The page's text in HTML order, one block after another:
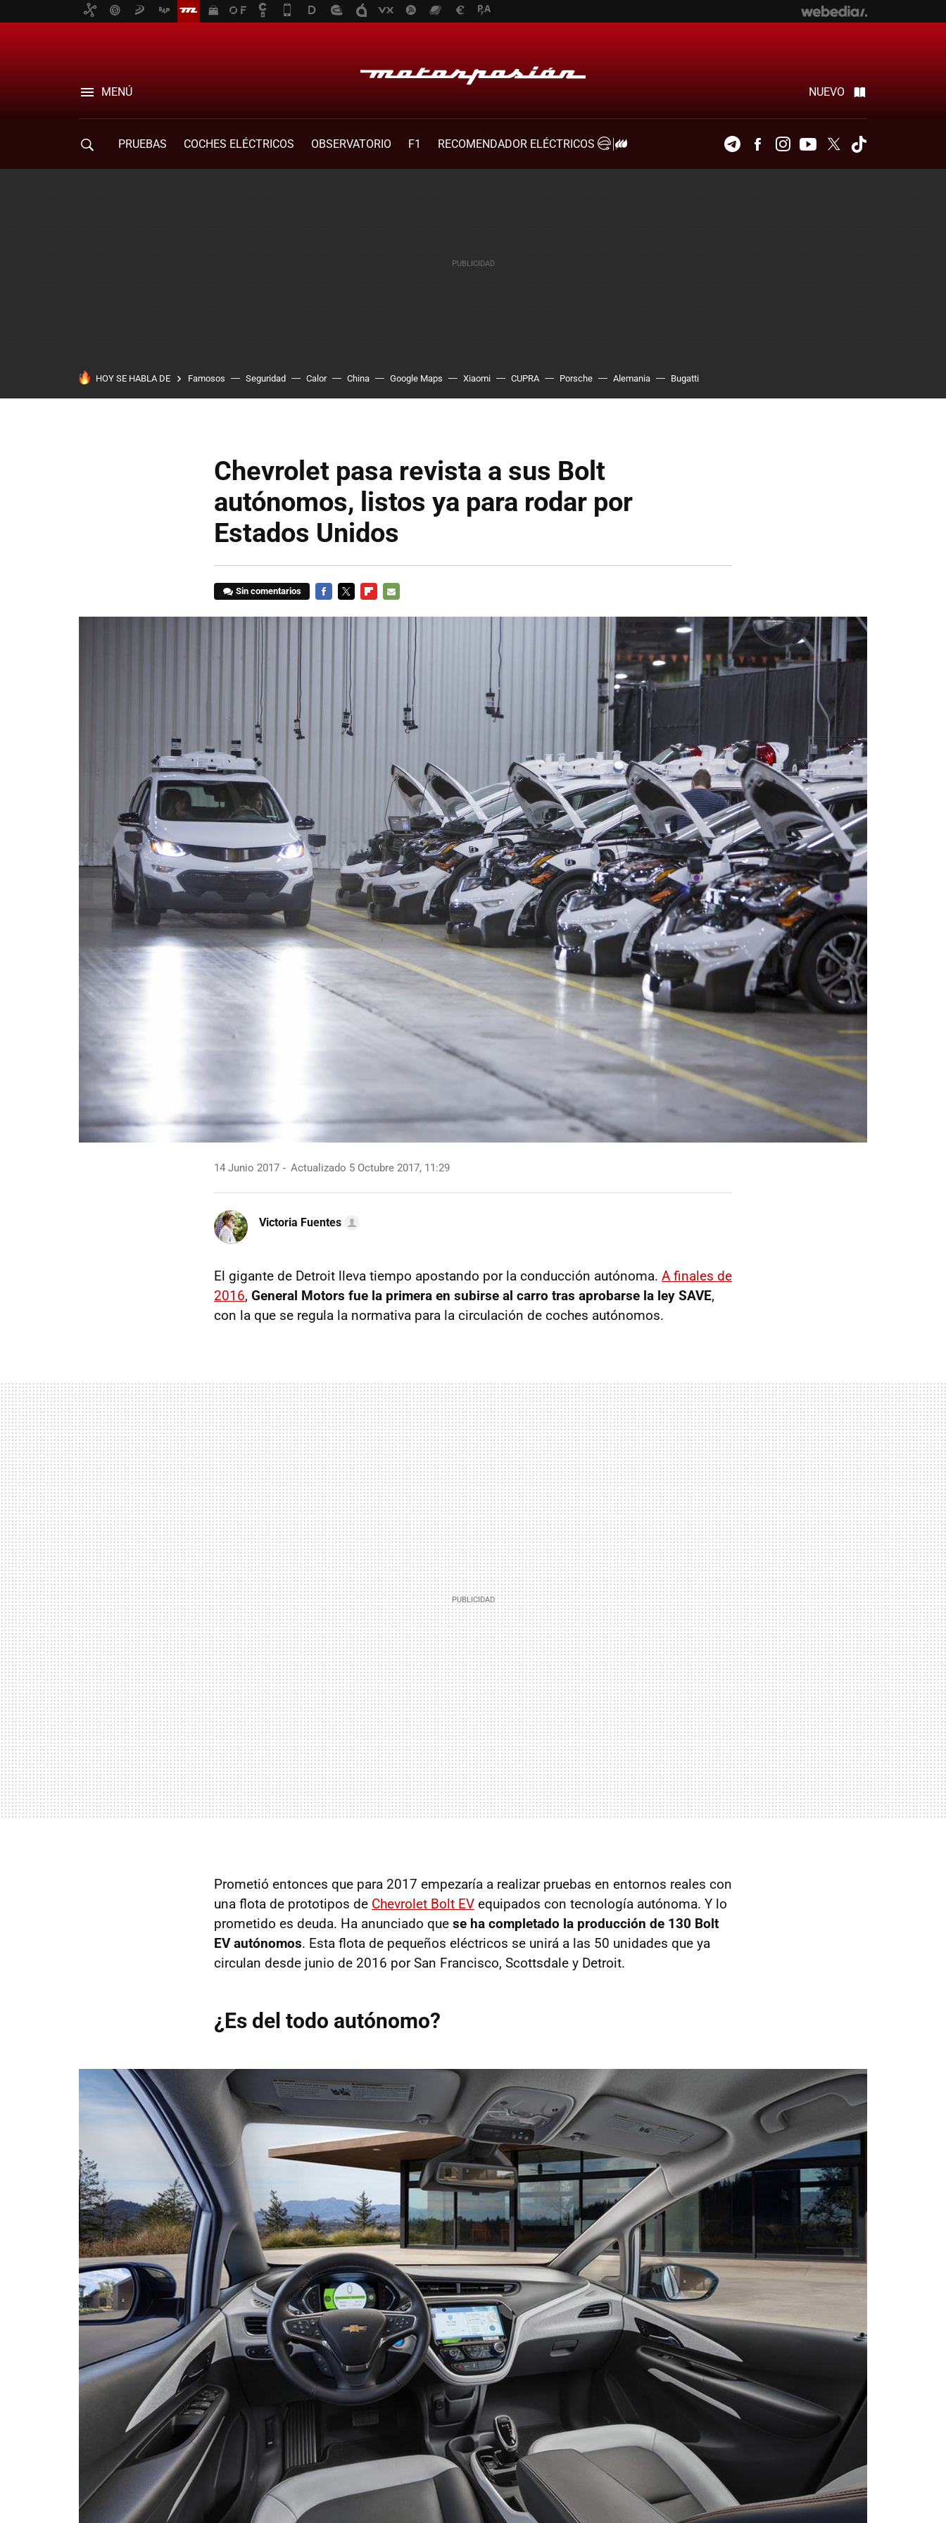
MENÚ NUEVO
PRUEBAS COCHES ELÉCTRICOS OBSERVATORIO F1
RECOMENDADOR ELÉCTRICOS
TelegramFacebookInstagramYoutubeTwitter
HOY SE HABLA DE Famosos Seguridad Calor China Google Maps Xiaomi CUPRA Porsche Alemania Bugatti
Chevrolet pasa revista a sus Bolt
autónomos, listos ya para rodar por
Estados Unidos
Sin comentarios
14 Junio 2017 Actualizado 5 Octubre 2017, 11:29
Victoria Fuentes
El gigante de Detroit lleva tiempo apostando por la conducción autónoma. A finales de
2016, General Motors fue la primera en subirse al carro tras aprobarse la ley SAVE,
con la que se regula la normativa para la circulación de coches autónomos.
Prometió entonces que para 2017 empezaría a realizar pruebas en entornos reales con
una flota de prototipos de Chevrolet Bolt EV equipados con tecnología autónoma. Y lo
prometido es deuda. Ha anunciado que se ha completado la producción de 130 Bolt
EV autónomos. Esta flota de pequeños eléctricos se unirá a las 50 unidades que ya
circulan desde junio de 2016 por San Francisco, Scottsdale y Detroit.
¿Es del todo autónomo?